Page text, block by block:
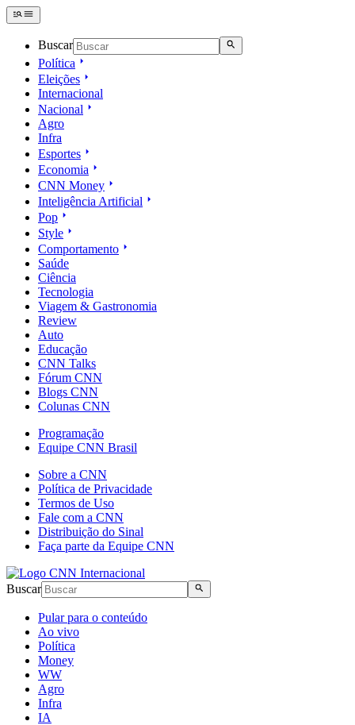
Buscar
Política
Eleições
Internacional
Nacional
Agro
Infra
Esportes
Economia
CNN Money
Inteligência Artificial
Pop
Style
Comportamento
Saúde
Ciência
Tecnologia
Viagem & Gastronomia
Review
Auto
Educação
CNN Talks
Fórum CNN
Blogs CNN
Colunas CNN
Programação
Equipe CNN Brasil
Sobre a CNN
Política de Privacidade
Termos de Uso
Fale com a CNN
Distribuição do Sinal
Faça parte da Equipe CNN
Buscar
Pular para o conteúdo
Ao vivo
Política
Money
WW
Agro
Infra
IA